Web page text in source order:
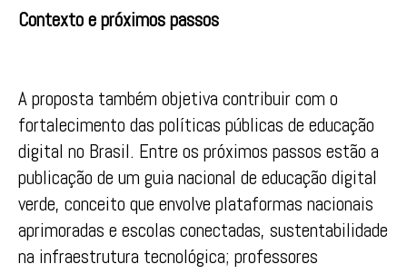
Contexto e próximos passos
A proposta também objetiva contribuir com o
fortalecimento das políticas públicas de educação
digital no Brasil. Entre os próximos passos estão a
publicação de um guia nacional de educação digital
verde, conceito que envolve plataformas nacionais
aprimoradas e escolas conectadas, sustentabilidade
na infraestrutura tecnológica; professores